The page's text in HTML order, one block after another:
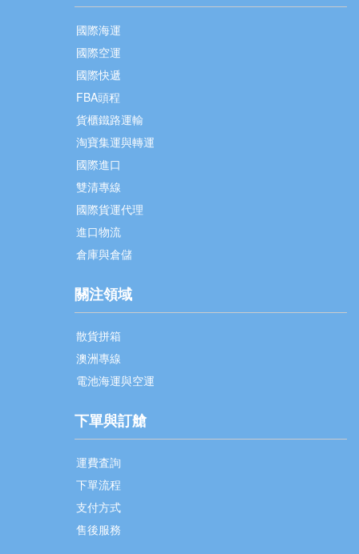
國際海運
國際空運
國際快遞
FBA頭程
貨櫃鐵路運輸
淘寶集運與轉運
國際進口
雙清專線
國際貨運代理
進口物流
倉庫與倉儲
關注領域
散貨拼箱
澳洲專線
電池海運與空運
下單與訂艙
運費査詢
下單流程
支付方式
售後服務